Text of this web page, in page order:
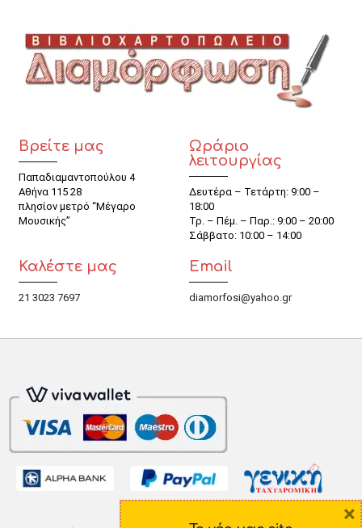
Βρείτε μας
Παπαδιαμαντοπούλου 4
Αθήνα 115 28
πλησίον μετρό “Μέγαρο
Μουσικής”
Ωράριο
λειτουργίας
Δευτέρα – Τετάρτη: 9:00 –
18:00
Τρ. – Πέμ. – Παρ.: 9:00 – 20:00
Σάββατο: 10:00 – 14:00
Καλέστε μας
21 3023 7697
Email
diamorfosi@yahoo.gr
×